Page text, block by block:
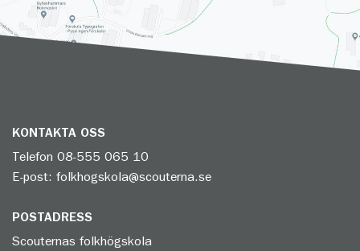
KONTAKTA OSS
Telefon 08-555 065 10
E-post: folkhogskola@scouterna.se
POSTADRESS
Scouternas folkhögskola